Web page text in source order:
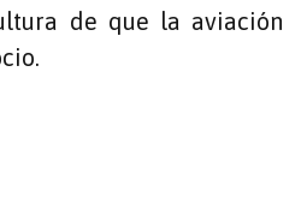
de que la aviación